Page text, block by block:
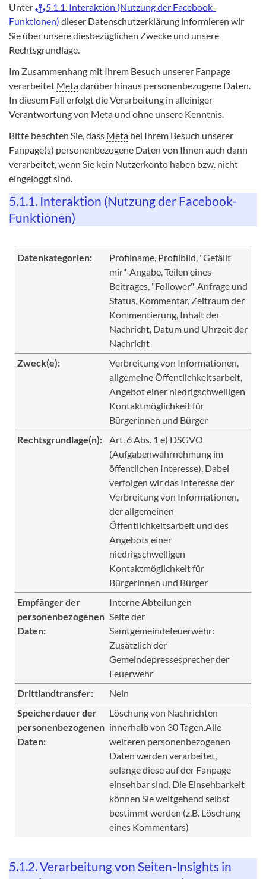
Unter
5.1.1. Interaktion (Nutzung der Facebook-
Funktionen) dieser Datenschutzerklärung informieren wir
Sie über unsere diesbezüglichen Zwecke und unsere
Rechtsgrundlage.
Im Zusammenhang mit Ihrem Besuch unserer Fanpage
verarbeitet Metadarüber hinaus personenbezogene Daten.
In diesem Fall erfolgt die Verarbeitung in alleiniger
Verantwortung von Meta und ohne unsere Kenntnis.
Bitte beachten Sie, dass Meta bei Ihrem Besuch unserer
Fanpage(s) personenbezogene Daten von Ihnen auch dann
verarbeitet, wenn Sie kein Nutzerkonto haben bzw. nicht
eingeloggt sind.
5.1.1. Interaktion (Nutzung der Facebook-
Funktionen)
Datenkategorien:
Profilname, Profilbild, "Gefällt
mir"-Angabe, Teilen eines
Beitrages, "Follower"-Anfrage und
Status, Kommentar, Zeitraum der
Kommentierung, Inhalt der
Nachricht, Datum und Uhrzeit der
Nachricht
Zweck(e):
Verbreitung von Informationen,
allgemeine Öffentlichkeitsarbeit,
Angebot einer niedrigschwelligen
Kontaktmöglichkeit für
Bürgerinnen und Bürger
Rechtsgrundlage(n):
Art. 6 Abs. 1 e) DSGVO
(Aufgabenwahrnehmung im
öffentlichen Interesse). Dabei
verfolgen wir das Interesse der
Verbreitung von Informationen,
der allgemeinen
Öffentlichkeitsarbeit und des
Angebots einer
niedrigschwelligen
Kontaktmöglichkeit für
Bürgerinnen und Bürger
Empfänger der
personenbezogenen
Daten:
Interne Abteilungen
Seite der
Samtgemeindefeuerwehr:
Zusätzlich der
Gemeindepressesprecher der
Feuerwehr
Drittlandtransfer:
Nein
Speicherdauer der
personenbezogenen
Daten:
Löschung von Nachrichten
innerhalb von 30 Tagen.Alle
weiteren personenbezogenen
Daten werden verarbeitet,
solange diese auf der Fanpage
einsehbar sind. Die Einsehbarkeit
können Sie weitgehend selbst
bestimmt werden (z.B. Löschung
eines Kommentars)
5.1.2. Verarbeitung von Seiten-Insights in